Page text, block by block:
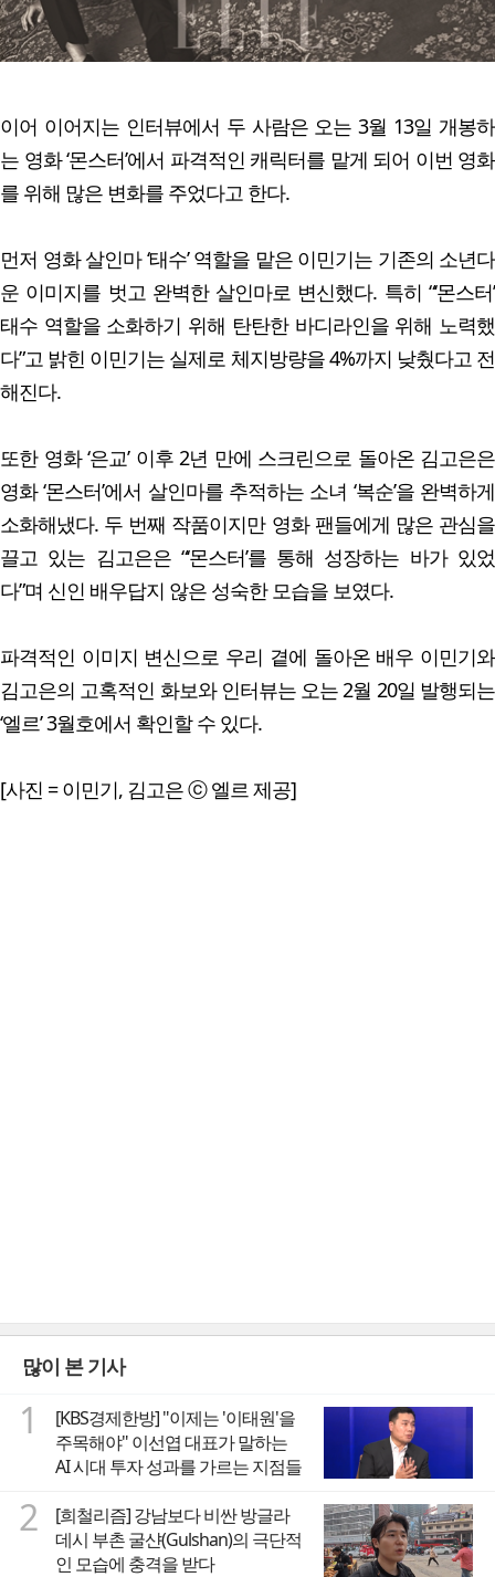
이어 이어지는 인터뷰에서 두 사람은 오는 3월 13일 개봉하
는 영화 ‘몬스터’에서 파격적인 캐릭터를 맡게 되어 이번 영화
를 위해 많은 변화를 주었다고 한다.
먼저 영화 살인마 ‘태수’ 역할을 맡은 이민기는 기존의 소년다
운 이미지를 벗고 완벽한 살인마로 변신했다. 특히 “‘몬스터’
태수 역할을 소화하기 위해 탄탄한 바디라인을 위해 노력했
다”고 밝힌 이민기는 실제로 체지방량을 4%까지 낮췄다고 전
해진다.
또한 영화 ‘은교’ 이후 2년 만에 스크린으로 돌아온 김고은은
영화 ‘몬스터’에서 살인마를 추적하는 소녀 ‘복순’을 완벽하게
소화해냈다. 두 번째 작품이지만 영화 팬들에게 많은 관심을
끌고 있는 김고은은 “‘몬스터’를 통해 성장하는 바가 있었
다”며 신인 배우답지 않은 성숙한 모습을 보였다.
파격적인 이미지 변신으로 우리 곁에 돌아온 배우 이민기와
김고은의 고혹적인 화보와 인터뷰는 오는 2월 20일 발행되는
‘엘르’ 3월호에서 확인할 수 있다.
[사진 = 이민기, 김고은 ⓒ 엘르 제공]
많이 본 기사
1
[KBS경제한방] "이제는 '이태원'을
주목해야" 이선엽 대표가 말하는
AI 시대 투자 성과를 가르는 지점들
2
[희철리즘] 강남보다 비싼 방글라
데시 부촌 굴샨(Gulshan)의 극단적
인 모습에 충격을 받다